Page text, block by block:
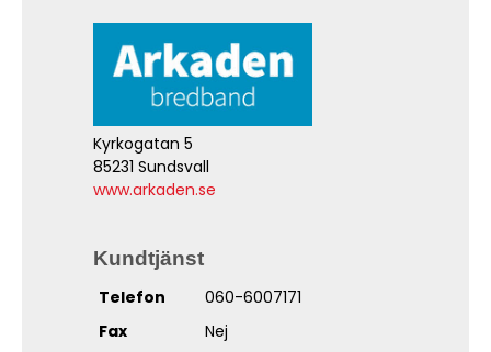
Kyrkogatan 5
85231 Sundsvall
www.arkaden.se
Kundtjänst
Telefon
060-6007171
Fax
Nej